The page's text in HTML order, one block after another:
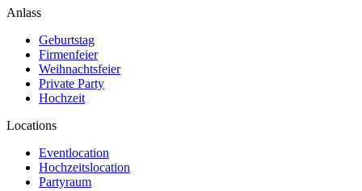
Anlass
Geburtstag
Firmenfeier
Weihnachtsfeier
Private Party
Hochzeit
Locations
Eventlocation
Hochzeitslocation
Partyraum